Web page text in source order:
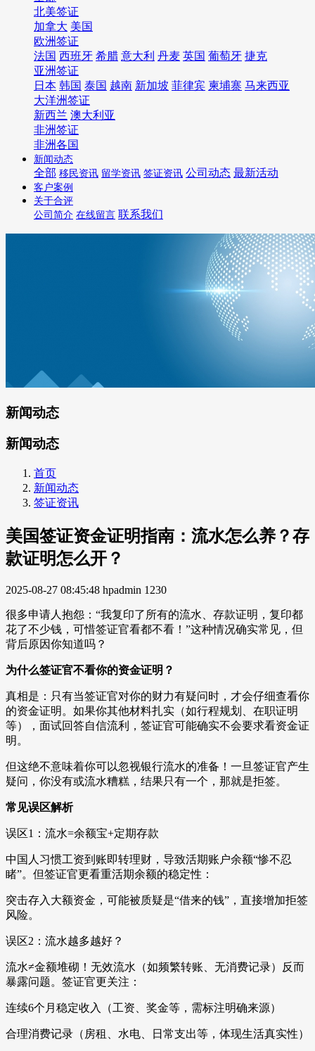
北美签证
加拿大 美国
欧洲签证
法国 西班牙 希腊 意大利 丹麦 英国 葡萄牙 捷克
亚洲签证
日本 韩国 泰国 越南 新加坡 菲律宾 柬埔寨 马来西亚
大洋洲签证
新西兰 澳大利亚
非洲签证
非洲各国
新闻动态
全部 移民资讯 留学资讯 签证资讯 公司动态 最新活动
客户案例
关于合评
公司简介 在线留言 联系我们
新闻动态
新闻动态
首页
新闻动态
签证资讯
美国签证资金证明指南：流水怎么养？存
款证明怎么开？
2025-08-27 08:45:48 hpadmin 1230
很多申请人抱怨：“我复印了所有的流水、存款证明，复印都
花了不少钱，可惜签证官看都不看！”这种情况确实常见，但
背后原因你知道吗？
为什么签证官不看你的资金证明？
真相是：只有当签证官对你的财力有疑问时，才会仔细查看你
的资金证明。如果你其他材料扎实（如行程规划、在职证明
等），面试回答自信流利，签证官可能确实不会要求看资金证
明。
但这绝不意味着你可以忽视银行流水的准备！一旦签证官产生
疑问，你没有或流水糟糕，结果只有一个，那就是拒签。
常见误区解析
误区1：流水=余额宝+定期存款
中国人习惯工资到账即转理财，导致活期账户余额“惨不忍
睹”。但签证官更看重活期余额的稳定性：
突击存入大额资金，可能被质疑是“借来的钱”，直接增加拒签
风险。
误区2：流水越多越好？
流水≠金额堆砌！无效流水（如频繁转账、无消费记录）反而
暴露问题。签证官更关注：
连续6个月稳定收入（工资、奖金等，需标注明确来源）
合理消费记录（房租、水电、日常支出等，体现生活真实性）